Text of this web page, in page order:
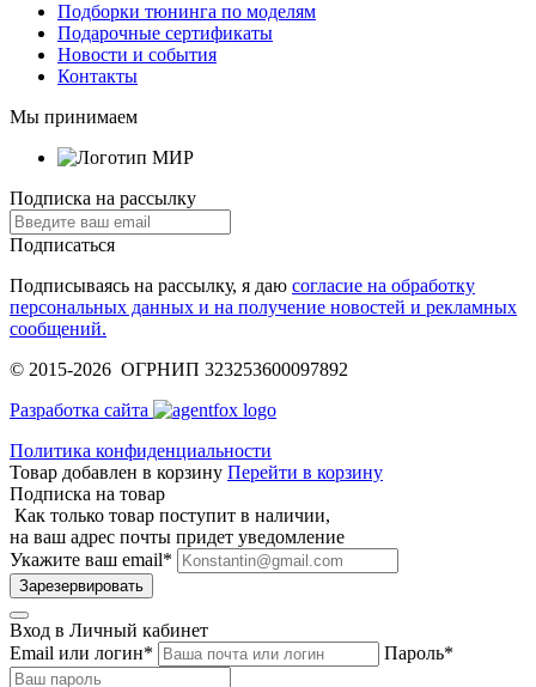
Подборки тюнинга по моделям
Подарочные сертификаты
Новости и события
Контакты
Мы принимаем
Подписка на рассылку
Подписаться
Подписываясь на рассылку, я даю согласие на обработку
персональных данных и на получение новостей и рекламных
сообщений.
© 2015-2026 ОГРНИП 323253600097892
Разработка сайта
Политика конфиденциальности
Товар добавлен в корзину Перейти в корзину
Подписка на товар
Как только товар поступит в наличии,
на ваш адрес почты придет уведомление
Укажите ваш email*
Зарезервировать
Вход в Личный кабинет
Email или логин* Пароль*